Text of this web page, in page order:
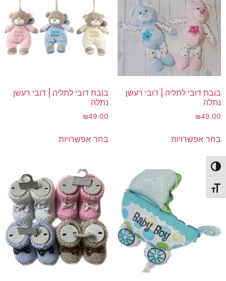
הפעל/כבה ניגודיות גבוהה
מתג גודל גופן
לבחור
את
האפשרויות
בעמוד
המוצר
בובת דובי לתליה | דובי רעשן
נתלה
₪49.00
בחר אפשרויותזה
סוגים.
ניתן
לבחור
את
האפשרויות
בעמוד
המוצר
בובת דובי לתליה | דובי רעשן
נתלה
₪49.00
בחר אפשרויותזה
סוגים.
ניתן
לבחור
את
האפשרויות
בעמוד
המוצר